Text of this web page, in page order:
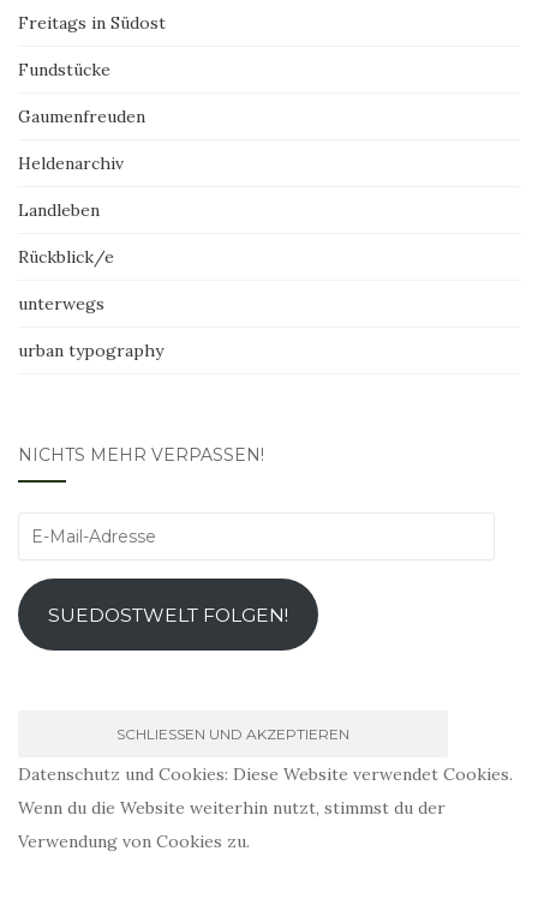
Freitags in Südost
Fundstücke
Gaumenfreuden
Heldenarchiv
Landleben
Rückblick/e
unterwegs
urban typography
NICHTS MEHR VERPASSEN!
E-
Adresse
SUEDOSTWELT FOLGEN!
Datenschutz und Cookies: Diese Website verwendet Cookies.
Wenn du die Website weiterhin nutzt, stimmst du der
Verwendung von Cookies zu.